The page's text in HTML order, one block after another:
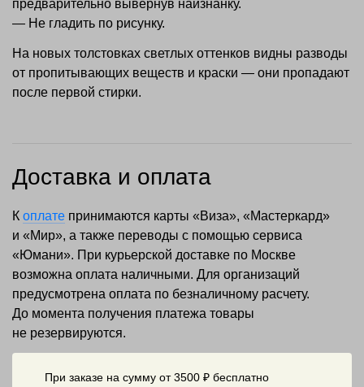
предварительно вывернув наизнанку.
— Не гладить по рисунку.
На новых толстовках светлых оттенков видны разводы
от пропитывающих веществ и краски — они пропадают
после первой стирки.
Доставка и оплата
К оплате принимаются карты «Виза», «Мастеркард»
и «Мир», а также переводы с помощью сервиса
«Юмани». При курьерской доставке по Москве
возможна оплата наличными. Для организаций
предусмотрена оплата по безналичному расчету.
До момента получения платежа товары
не резервируются.
При заказе на сумму от 3500 ₽ бесплатно